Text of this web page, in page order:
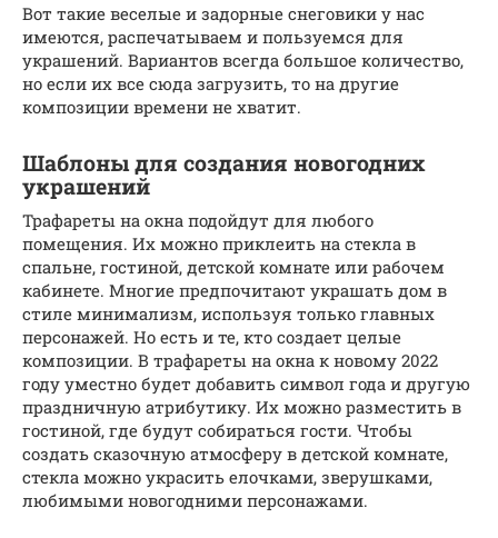
Вот такие веселые и задорные снеговики у нас
имеются, распечатываем и пользуемся для
украшений. Вариантов всегда большое количество,
но если их все сюда загрузить, то на другие
композиции времени не хватит.
Шаблоны для создания новогодних
украшений
Трафареты на окна подойдут для любого
помещения. Их можно приклеить на стекла в
спальне, гостиной, детской комнате или рабочем
кабинете. Многие предпочитают украшать дом в
стиле минимализм, используя только главных
персонажей. Но есть и те, кто создает целые
композиции. В трафареты на окна к новому 2022
году уместно будет добавить символ года и другую
праздничную атрибутику. Их можно разместить в
гостиной, где будут собираться гости. Чтобы
создать сказочную атмосферу в детской комнате,
стекла можно украсить елочками, зверушками,
любимыми новогодними персонажами.